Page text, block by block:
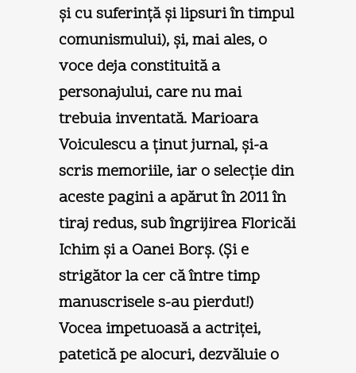
şi cu suferinţă şi lipsuri în timpul
comunismului), şi, mai ales, o
voce deja constituită a
personajului, care nu mai
trebuia inventată. Marioara
Voiculescu a ţinut jurnal, şi-a
scris memoriile, iar o selecţie din
aceste pagini a apărut în 2011 în
tiraj redus, sub îngrijirea Floricăi
Ichim şi a Oanei Borş. (Şi e
strigător la cer că între timp
manuscrisele s-au pierdut!)
Vocea impetuoasă a actriţei,
patetică pe alocuri, dezvăluie o